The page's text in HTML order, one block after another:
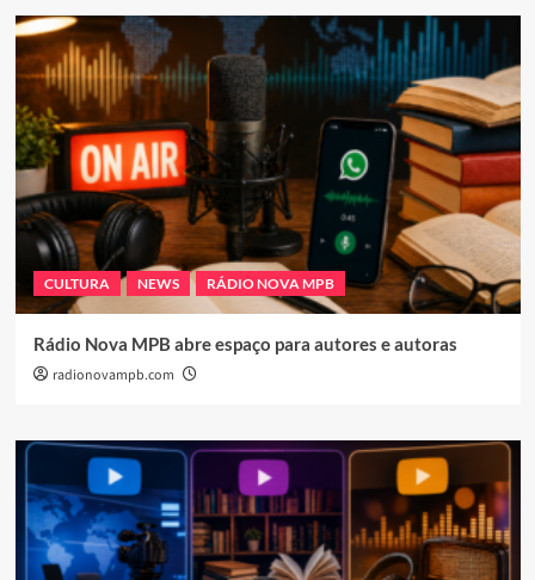
CULTURA NEWS RÁDIO NOVA MPB
Rádio Nova MPB abre espaço para autores e autoras
radionovampb.com